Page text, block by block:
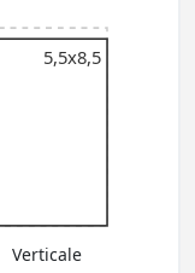
5,5x9
5,5x8,5
Verticale